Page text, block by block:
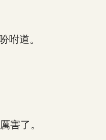
咐道。
害了。